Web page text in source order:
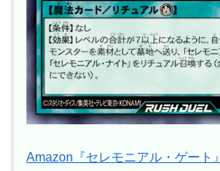
Amazon『セレモニアル・ゲート』